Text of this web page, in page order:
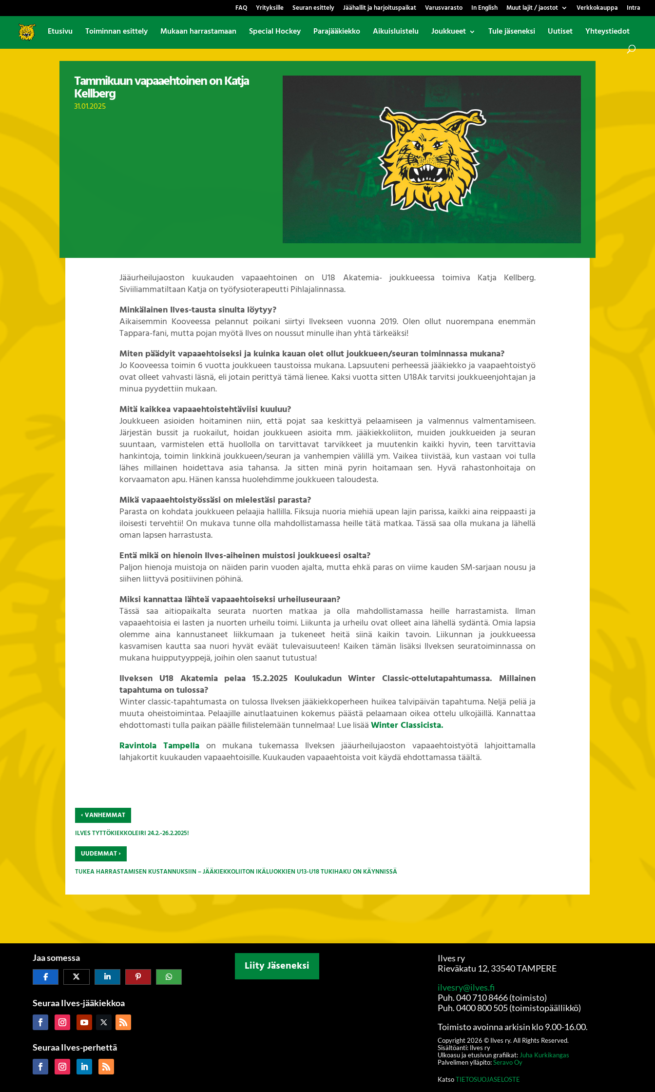
FAQ Yrityksille Seuran esittely Jäähallit ja harjoituspaikat Varusvarasto In English Muut lajit / jaostot Verkkokauppa Intra
Etusivu Toiminnan esittely Mukaan harrastamaan Special Hockey Parajääkiekko Aikuisluistelu Joukkueet Tule jäseneksi Uutiset Yhteystiedot
Tammikuun vapaaehtoinen on Katja
Kellberg
31.01.2025
Jääurheilujaoston kuukauden vapaaehtoinen on U18 Akatemia- joukkueessa toimiva Katja Kellberg.
Siviiliammatiltaan Katja on työfysioterapeutti Pihlajalinnassa.
Minkälainen Ilves-tausta sinulta löytyy?
Aikaisemmin Kooveessa pelannut poikani siirtyi Ilvekseen vuonna 2019. Olen ollut nuorempana enemmän
Tappara-fani, mutta pojan myötä Ilves on noussut minulle ihan yhtä tärkeäksi!
Miten päädyit vapaaehtoiseksi ja kuinka kauan olet ollut joukkueen/seuran toiminnassa mukana?
Jo Kooveessa toimin 6 vuotta joukkueen taustoissa mukana. Lapsuuteni perheessä jääkiekko ja vaapaehtoistyö
ovat olleet vahvasti läsnä, eli jotain perittyä tämä lienee. Kaksi vuotta sitten U18Ak tarvitsi joukkueenjohtajan ja
minua pyydettiin mukaan.
Mitä kaikkea vapaaehtoistehtäviisi kuuluu?
Joukkueen asioiden hoitaminen niin, että pojat saa keskittyä pelaamiseen ja valmennus valmentamiseen.
Järjestän bussit ja ruokailut, hoidan joukkueen asioita mm. jääkiekkoliiton, muiden joukkueiden ja seuran
suuntaan, varmistelen että huollolla on tarvittavat tarvikkeet ja muutenkin kaikki hyvin, teen tarvittavia
hankintoja, toimin linkkinä joukkueen/seuran ja vanhempien välillä ym. Vaikea tiivistää, kun vastaan voi tulla
lähes millainen hoidettava asia tahansa. Ja sitten minä pyrin hoitamaan sen. Hyvä rahastonhoitaja on
korvaamaton apu. Hänen kanssa huolehdimme joukkueen taloudesta.
Mikä vapaaehtoistyössäsi on mielestäsi parasta?
Parasta on kohdata joukkueen pelaajia hallilla. Fiksuja nuoria miehiä upean lajin parissa, kaikki aina reippaasti ja
iloisesti tervehtii! On mukava tunne olla mahdollistamassa heille tätä matkaa. Tässä saa olla mukana ja lähellä
oman lapsen harrastusta.
Entä mikä on hienoin Ilves-aiheinen muistosi joukkueesi osalta?
Paljon hienoja muistoja on näiden parin vuoden ajalta, mutta ehkä paras on viime kauden SM-sarjaan nousu ja
siihen liittyvä positiivinen pöhinä.
Miksi kannattaa lähteä vapaaehtoiseksi urheiluseuraan?
Tässä saa aitiopaikalta seurata nuorten matkaa ja olla mahdollistamassa heille harrastamista. Ilman
vapaaehtoisia ei lasten ja nuorten urheilu toimi. Liikunta ja urheilu ovat olleet aina lähellä sydäntä. Omia lapsia
olemme aina kannustaneet liikkumaan ja tukeneet heitä siinä kaikin tavoin. Liikunnan ja joukkueessa
kasvamisen kautta saa nuori hyvät eväät tulevaisuuteen! Kaiken tämän lisäksi Ilveksen seuratoiminnassa on
mukana huipputyyppejä, joihin olen saanut tutustua!
Ilveksen U18 Akatemia pelaa 15.2.2025 Koulukadun Winter Classic-ottelutapahtumassa. Millainen
tapahtuma on tulossa?
Winter classic-tapahtumasta on tulossa Ilveksen jääkiekkoperheen huikea talvipäivän tapahtuma. Neljä peliä ja
muuta oheistoimintaa. Pelaajille ainutlaatuinen kokemus päästä pelaamaan oikea ottelu ulkojäillä. Kannattaa
ehdottomasti tulla paikan päälle fiilistelemään tunnelmaa! Lue lisääWinter Classicista.
Ravintola Tampella on mukana tukemassa Ilveksen jääurheilujaoston vapaaehtoistyötä lahjoittamalla
lahjakortit kuukauden vapaaehtoisille. Kuukauden vapaaehtoista voit käydä ehdottamassa täältä.
‹VANHEMMAT
ILVES TYTTÖKIEKKOLEIRI 24.2.-26.2.2025!
UUDEMMAT›
TUKEA HARRASTAMISEN KUSTANNUKSIIN – JÄÄKIEKKOLIITON IKÄLUOKKIEN U13-U18 TUKIHAKU ON KÄYNNISSÄ
Jaa somessa
Seuraa Ilves-jääkiekkoa
Seuraa Ilves-perhettä
Liity Jäseneksi
Ilves ry
Rieväkatu 12, 33540 TAMPERE
ilvesry@ilves.fi
Puh. 040 710 8466 (toimisto)
Puh. 0400 800 505 (toimistopäällikkö)
Toimisto avoinna arkisin klo 9.00-16.00.
Copyright 2026 © Ilves ry. All Rights Reserved.
Sisältöanti: Ilves ry
Ulkoasu ja etusivun grafiikat: Juha Kurkikangas
Palvelimen ylläpito:Seravo Oy
KatsoTIETOSUOJASELOSTE